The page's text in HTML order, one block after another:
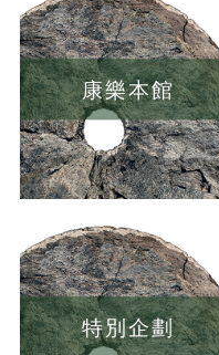
康樂本館
特別企劃